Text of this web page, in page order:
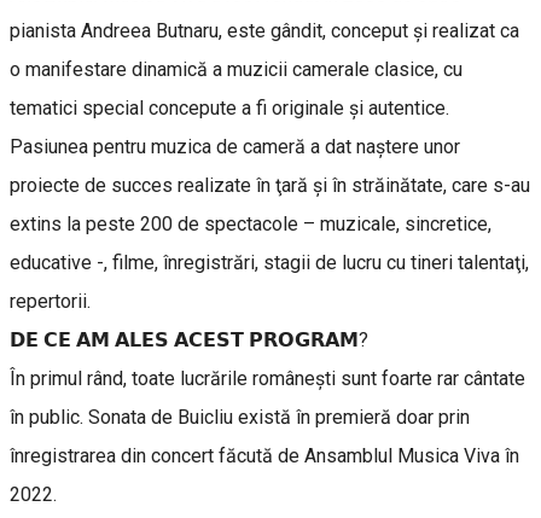
pianista Andreea Butnaru, este gândit, conceput şi realizat ca
o manifestare dinamică a muzicii camerale clasice, cu
tematici special concepute a fi originale şi autentice.
Pasiunea pentru muzica de cameră a dat naştere unor
proiecte de succes realizate în ţară şi în străinătate, care s-au
extins la peste 200 de spectacole – muzicale, sincretice,
educative -, filme, înregistrări, stagii de lucru cu tineri talentaţi,
repertorii.
𝗗𝗘 𝗖𝗘 𝗔𝗠 𝗔𝗟𝗘𝗦 𝗔𝗖𝗘𝗦𝗧 𝗣𝗥𝗢𝗚𝗥𝗔𝗠?
În primul rând, toate lucrările româneşti sunt foarte rar cântate
în public. Sonata de Buicliu există în premieră doar prin
înregistrarea din concert făcută de Ansamblul Musica Viva în
2022.